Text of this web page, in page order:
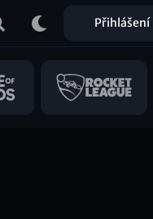
Přihlášení